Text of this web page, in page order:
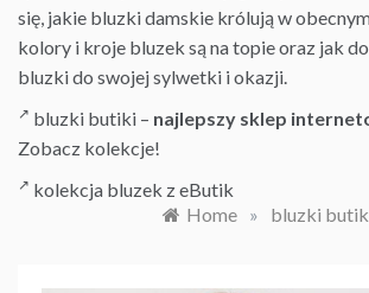
się, jakie bluzki damskie królują w
kolory i kroje bluzek są na topie oraz jak
bluzki do swojej sylwetki i okazji.
bluzki butiki – najlepszy sklep
Zobacz kolekcje!
kolekcja bluzek z eButik
Home » bluzki butik